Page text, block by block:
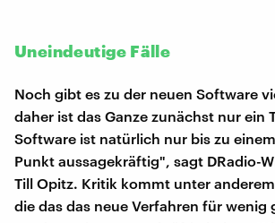
Uneindeutige Fälle
Noch gibt es zu der neuen Software
daher ist das Ganze zunächst nur ein
Software ist natürlich nur bis zu
Punkt aussagekräftig", sagt DRadio-
Till Opitz. Kritik kommt unter anderem
die das das neue Verfahren für wenig